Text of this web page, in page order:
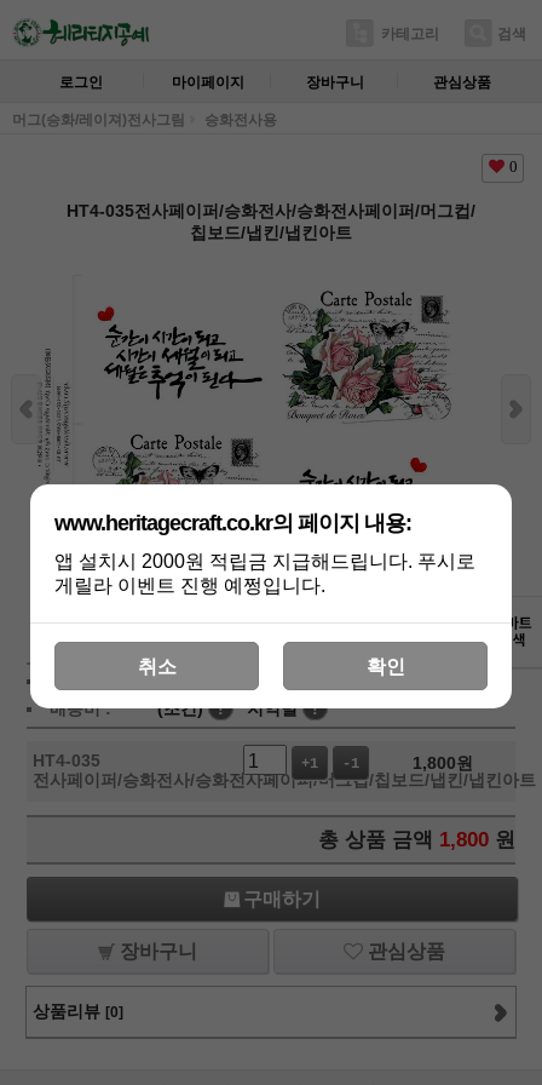
카테고리 검색
로그인 마이페이지 장바구니 관심상품
머그(승화/레이져)전사그림 승화전사용
0
HT4-035전사페이퍼/승화전사/승화전사페이퍼/머그컵/
칩보드/냅킨/냅킨아트
상품가 : 1,800
배송비 :
(조건) ! 지역별 !
HT4-035
전사페이퍼/승화전사/승화전사페이퍼/머그컵/칩보드/냅킨/냅킨아트
+1 -1 1,800원
총 상품 금액 1,800 원
구매하기
장바구니 관심상품
상품리뷰 [0]
www.heritagecraft.co.kr의 페이지 내용:
앱 설치시 2000원 적립금 지급해드립니다. 푸시로
게릴라 이벤트 진행 예쩡입니다.
취소 확인